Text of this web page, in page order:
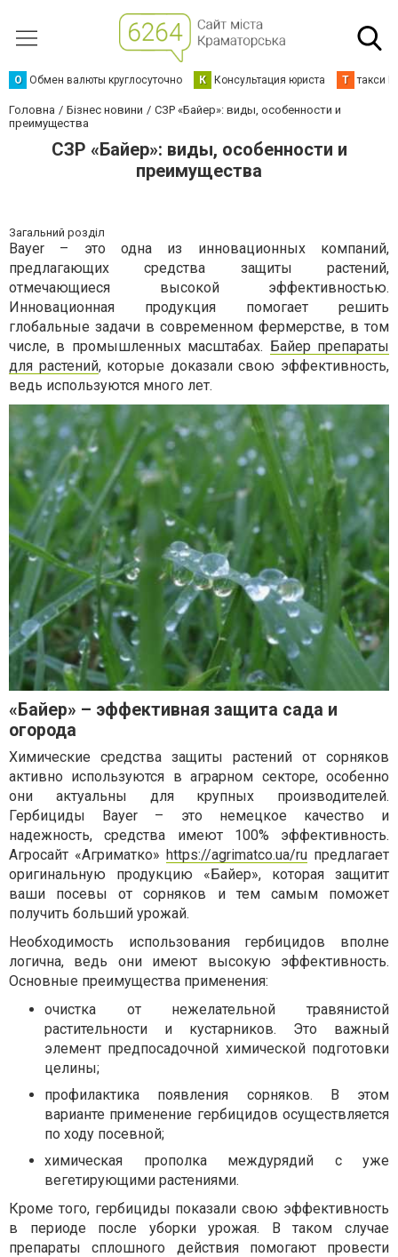
О Обмен валюты круглосуточно К Консультация юриста Т такси
Головна Бізнес новини
СЗР «Байер»: виды, особенности и
преимущества
СЗР «Байер»: виды, особенности и
преимущества
Загальний розділ
Bayer – это одна из инновационных компаний,
предлагающих средства защиты растений,
отмечающиеся высокой эффективностью.
Инновационная продукция помогает решить
глобальные задачи в современном фермерстве, в том
числе, в промышленных масштабах. Байер препараты
для растений, которые доказали свою эффективность,
ведь используются много лет.
«Байер» – эффективная защита сада и
огорода
Химические средства защиты растений от сорняков
активно используются в аграрном секторе, особенно
они актуальны для крупных производителей.
Гербициды Bayer – это немецкое качество и
надежность, средства имеют 100% эффективность.
Агросайт «Агриматко» https://agrimatco.ua/ru предлагает
оригинальную продукцию «Байер», которая защитит
ваши посевы от сорняков и тем самым поможет
получить больший урожай.
Необходимость использования гербицидов вполне
логична, ведь они имеют высокую эффективность.
Основные преимущества применения:
очистка от нежелательной травянистой
растительности и кустарников. Это важный
элемент предпосадочной химической подготовки
целины;
профилактика появления сорняков. В этом
варианте применение гербицидов осуществляется
по ходу посевной;
химическая прополка междурядий с уже
вегетирующими растениями.
Кроме того, гербициды показали свою эффективность
в периоде после уборки урожая. В таком случае
препараты сплошного действия помогают провести